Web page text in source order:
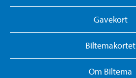
Gavekort
Biltemakortet
Om Biltema